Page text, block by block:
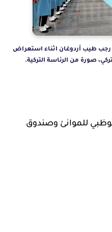
رجب طيب أردوغان اثناء استعراض
صورة من الرئاسة التركية.
للموانئ وصندوق